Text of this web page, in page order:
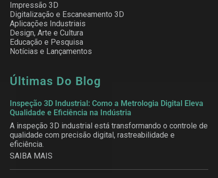
Impressão 3D
Digitalização e Escaneamento 3D
Aplicações Industriais
Design, Arte e Cultura
Educação e Pesquisa
Notícias e Lançamentos
Últimas Do Blog
Inspeção 3D Industrial: Como a Metrologia Digital Eleva
Qualidade e Eficiência na Indústria
A inspeção 3D industrial está transformando o controle de
qualidade com precisão digital, rastreabilidade e
eficiência.
SAIBA MAIS